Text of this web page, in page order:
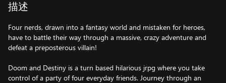
描述
Four nerds, drawn into a fantasy world and mistaken for heroes,
have to battle their way through a massive, crazy adventure and
defeat a preposterous villain!
Doom and Destiny is a turn based hilarious jrpg where you take
control of a party of four everyday friends. Journey through an